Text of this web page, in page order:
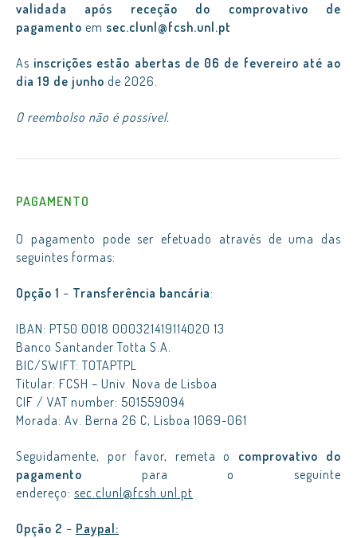
validada após receção do comprovativo de
pagamento em sec.clunl@fcsh.unl.pt
As inscrições estão abertas de 06 de fevereiro até ao
dia 19 de junho de 2026.
O reembolso não é possível.
PAGAMENTO
O pagamento pode ser efetuado através de uma das
seguintes formas:
Opção 1 – Transferência bancária:
IBAN​: ​PT50 0018 000321419114020 13
Banco Santander Totta S.A.
BIC/SWIFT: TOTAPTPL
Titular: FCSH – Univ. Nova de Lisboa
CIF / VAT number: 501559094
Morada: Av. Berna 26 C, Lisboa 1069-061
Seguidamente, por favor, remeta o
comprovativo do
pagamento para o seguinte
endereço: sec.clunl@fcsh.unl.pt
Opção 2 – Paypal: